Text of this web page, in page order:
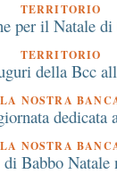
TERRITORIO
per il Natale
TERRITORIO
della Bcc
LA NOSTRA
dedicata
LA NOSTRA
Babbo